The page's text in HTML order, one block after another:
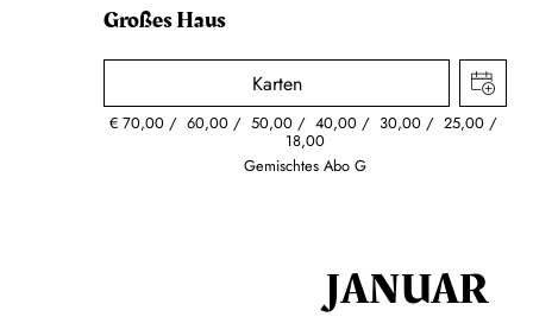
Großes Haus
Karten
€ 70,00 60,00 50,00 40,00 30,00 25,00
18,00
Gemischtes Abo G
JANUAR